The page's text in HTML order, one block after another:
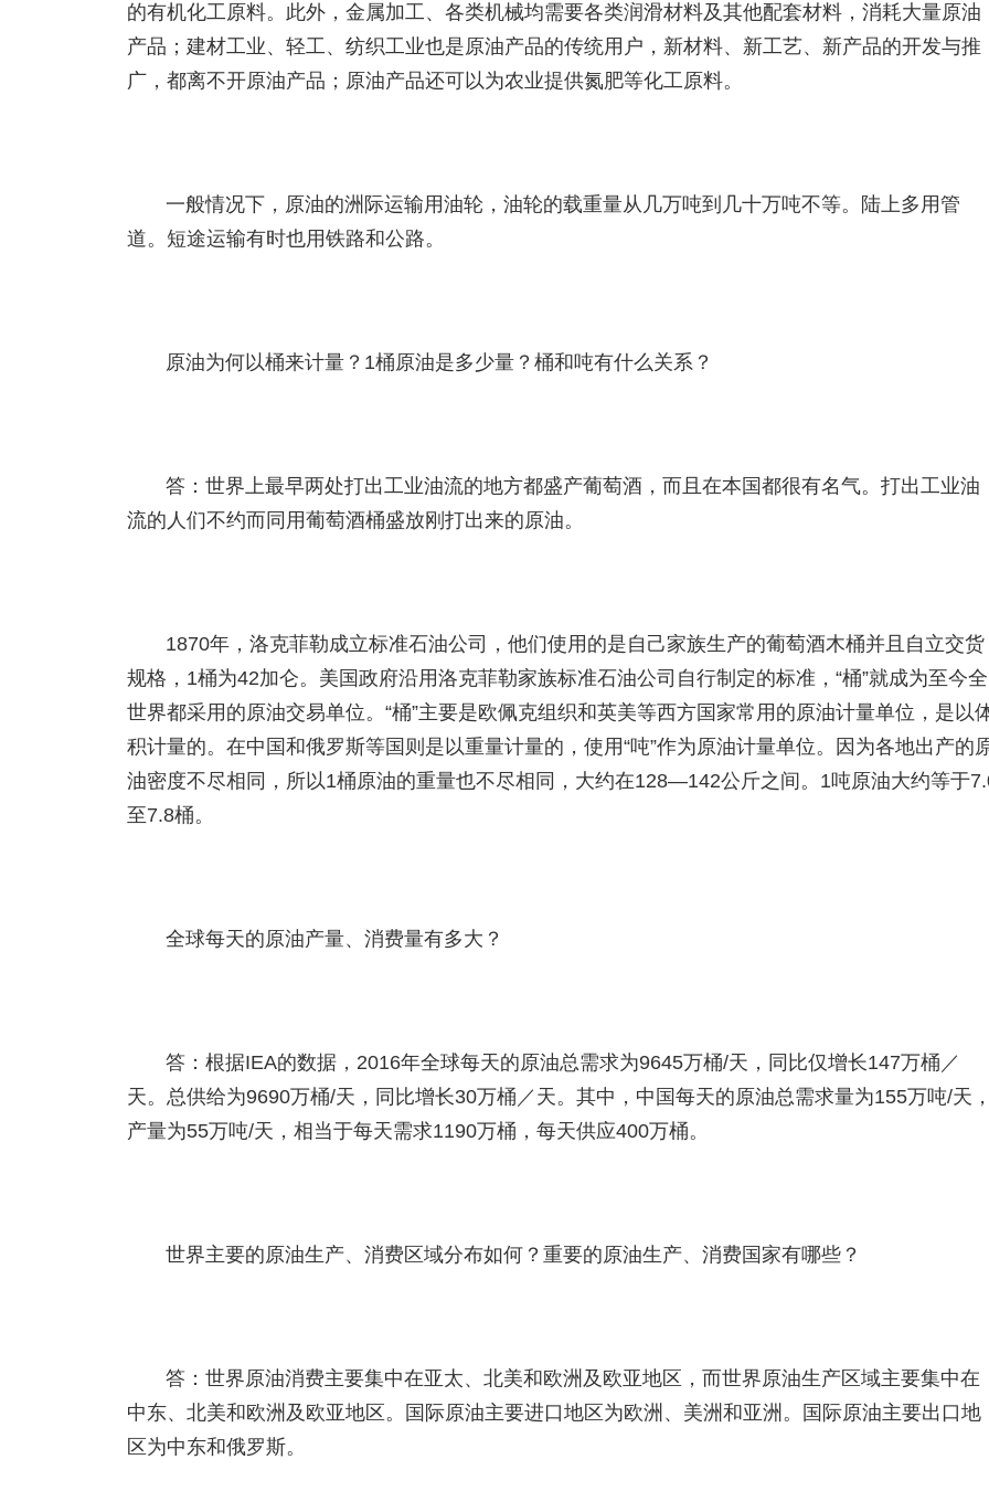
的有机化工原料。此外，金属加工、各类机械均需要各类润滑材料及其他配套材料，消耗大量原油
产品；建材工业、轻工、纺织工业也是原油产品的传统用户，新材料、新工艺、新产品的开发与推
广，都离不开原油产品；原油产品还可以为农业提供氮肥等化工原料。
一般情况下，原油的洲际运输用油轮，油轮的载重量从几万吨到几十万吨不等。陆上多用管
道。短途运输有时也用铁路和公路。
原油为何以桶来计量？1桶原油是多少量？桶和吨有什么关系？
答：世界上最早两处打出工业油流的地方都盛产葡萄酒，而且在本国都很有名气。打出工业油
流的人们不约而同用葡萄酒桶盛放刚打出来的原油。
1870年，洛克菲勒成立标准石油公司，他们使用的是自己家族生产的葡萄酒木桶并且自立交货
规格，1桶为42加仑。美国政府沿用洛克菲勒家族标准石油公司自行制定的标准，“桶”就成为至今全
世界都采用的原油交易单位。“桶”主要是欧佩克组织和英美等西方国家常用的原油计量单位，是以
积计量的。在中国和俄罗斯等国则是以重量计量的，使用“吨”作为原油计量单位。因为各地出产的
油密度不尽相同，所以1桶原油的重量也不尽相同，大约在128—142公斤之间。1吨原油大约等于
至7.8桶。
全球每天的原油产量、消费量有多大？
答：根据IEA的数据，2016年全球每天的原油总需求为9645万桶/天，同比仅增长147万桶／
天。总供给为9690万桶/天，同比增长30万桶／天。其中，中国每天的原油总需求量为155万吨/天
产量为55万吨/天，相当于每天需求1190万桶，每天供应400万桶。
世界主要的原油生产、消费区域分布如何？重要的原油生产、消费国家有哪些？
答：世界原油消费主要集中在亚太、北美和欧洲及欧亚地区，而世界原油生产区域主要集中在
中东、北美和欧洲及欧亚地区。国际原油主要进口地区为欧洲、美洲和亚洲。国际原油主要出口地
区为中东和俄罗斯。